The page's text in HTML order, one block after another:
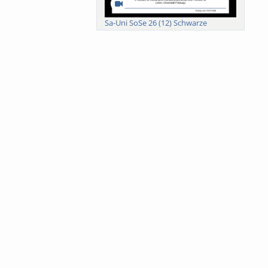
Sa-Uni SoSe 26 (12) Schwarze